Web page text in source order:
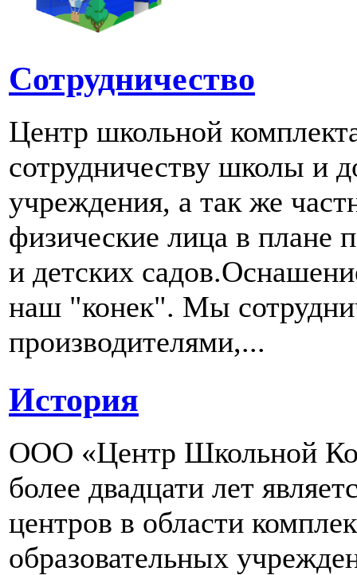
Сотрудничество
Центр школьной
сотрудничеству школы и
учреждения, а так же
физические лица в плане
и детских
наш "конек". Мы
производителями,...
История
ООО «Центр Школьной
более двадцати лет
центров в области
образовательных